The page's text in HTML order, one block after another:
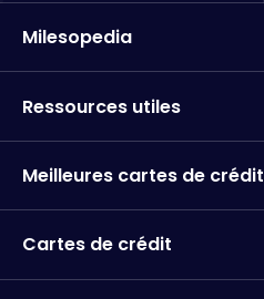
Milesopedia
Ressources utiles
Meilleures cartes de crédit
Cartes de crédit